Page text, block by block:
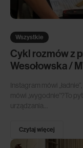
Wszystkie
Cykl rozmów z
Wesołowska /
Instagram mówi
mówi „wygodnie”?To
urządzania...
Czytaj więcej